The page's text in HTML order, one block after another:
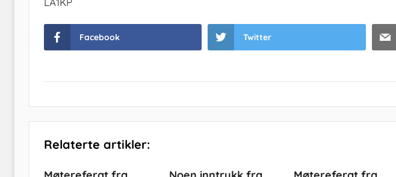
Facebook Twitter
Relaterte artikler: